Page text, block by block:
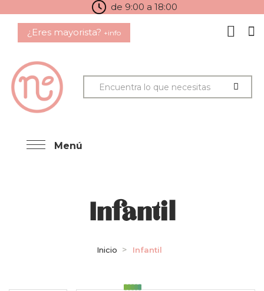
de 9:00 a 18:00
¿Eres mayorista? +info
Menú
Infantil
Inicio Infantil